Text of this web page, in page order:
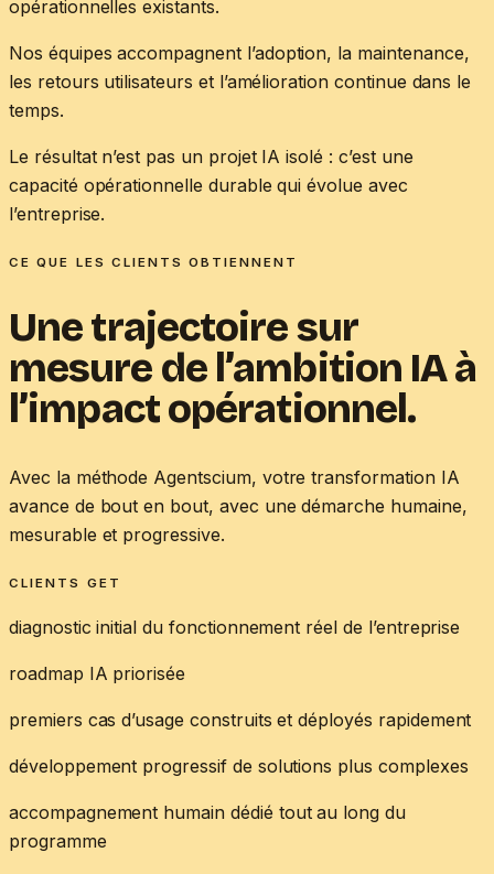
opérationnelles existants.
Nos équipes accompagnent l’adoption, la maintenance,
les retours utilisateurs et l’amélioration continue dans le
temps.
Le résultat n’est pas un projet IA isolé : c’est une
capacité opérationnelle durable qui évolue avec
l’entreprise.
CE QUE LES CLIENTS OBTIENNENT
Une trajectoire sur
mesure de l’ambition IA à
l’impact opérationnel.
Avec la méthode Agentscium, votre transformation IA
avance de bout en bout, avec une démarche humaine,
mesurable et progressive.
CLIENTS GET
diagnostic initial du fonctionnement réel de l’entreprise
roadmap IA priorisée
premiers cas d’usage construits et déployés rapidement
développement progressif de solutions plus complexes
accompagnement humain dédié tout au long du
programme